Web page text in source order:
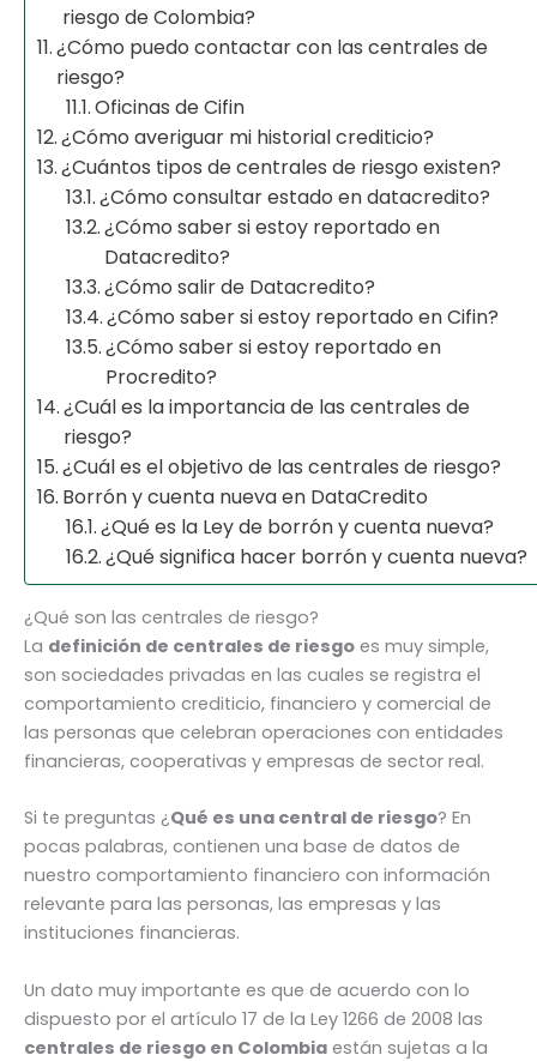
riesgo de Colombia?
¿Cómo puedo contactar con las centrales de
riesgo?
Oficinas de Cifin
¿Cómo averiguar mi historial crediticio?
¿Cuántos tipos de centrales de riesgo existen?
¿Cómo consultar estado en datacredito?
¿Cómo saber si estoy reportado en
Datacredito?
¿Cómo salir de Datacredito?
¿Cómo saber si estoy reportado en Cifin?
¿Cómo saber si estoy reportado en
Procredito?
¿Cuál es la importancia de las centrales de
riesgo?
¿Cuál es el objetivo de las centrales de riesgo?
Borrón y cuenta nueva en DataCredito
¿Qué es la Ley de borrón y cuenta nueva?
¿Qué significa hacer borrón y cuenta nueva?
¿Qué son las centrales de riesgo?
La definición de centrales de riesgo es muy simple,
son sociedades privadas en las cuales se registra el
comportamiento crediticio, financiero y comercial de
las personas que celebran operaciones con entidades
financieras, cooperativas y empresas de sector real.
Si te preguntas ¿Qué es una central de riesgo? En
pocas palabras, contienen una base de datos de
nuestro comportamiento financiero con información
relevante para las personas, las empresas y las
instituciones financieras.
Un dato muy importante es que de acuerdo con lo
dispuesto por el artículo 17 de la Ley 1266 de 2008 las
centrales de riesgo en Colombia están sujetas a la